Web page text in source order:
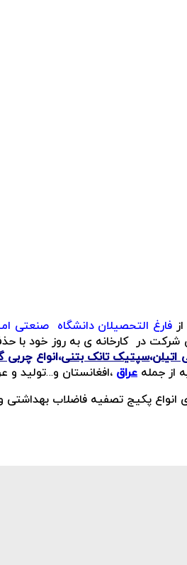
فارغ التحصیلان دانشگاه صنعتی
شرکت در کارخانه ی به روز خود
اتیلن،سپتیک تانک بتنی،انواعچربی
از جمله عراق ،افغانستان و…تولید
انواع پکیج تصفیه فاضلاب